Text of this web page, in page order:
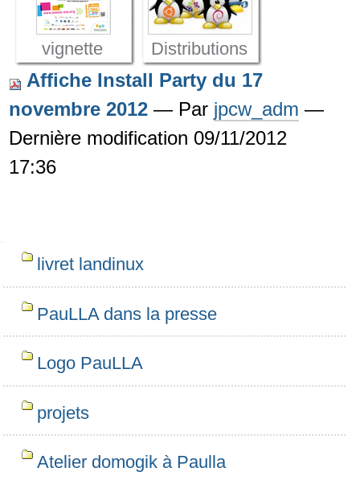
2012
vignette
affiche install
partie 17 11
2012
Distributions
Affiche Install Party du 17
novembre 2012 — Par jpcw_adm —
Dernière modification 09/11/2012
17:36
Navigation
livret landinux
PauLLA dans la presse
Logo PauLLA
projets
Atelier domogik à Paulla